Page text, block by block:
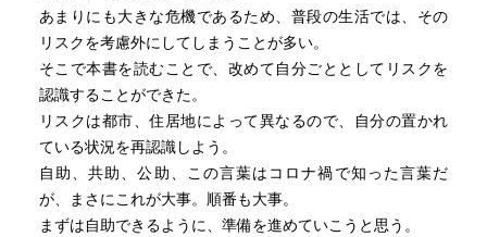
あまりにも大きな危機であるため、普段の生活では、その
リスクを考慮外にしてしまうことが多い。
そこで本書を読むことで、改めて自分ごととしてリスクを
認識することができた。
リスクは都市、住居地によって異なるので、自分の置かれ
ている状況を再認識しよう。
自助、共助、公助、この言葉はコロナ禍で知った言葉だ
が、まさにこれが大事。順番も大事。
まずは自助できるように、準備を進めていこうと思う。